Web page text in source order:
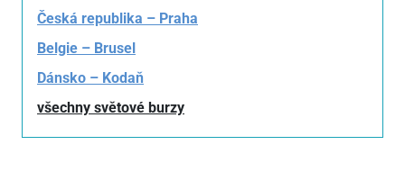
Česká republika – Praha
Belgie – Brusel
Dánsko – Kodaň
všechny světové burzy